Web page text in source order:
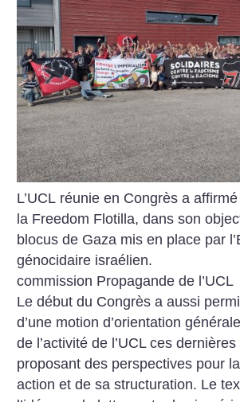
L’UCL réunie en Congrès a
la Freedom Flotilla, dans son
blocus de Gaza mis en place par
génocidaire israélien.
commission Propagande de l’UCL
Le début du Congrès a aussi
d’une motion d’orientation
de l’activité de l’UCL ces
proposant des perspectives pour
action et de sa structuration. Le